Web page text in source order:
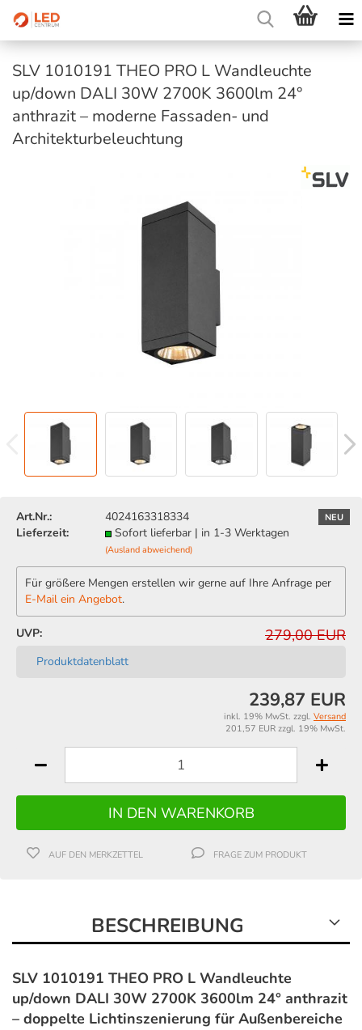
SLV 1010191 THEO PRO L Wandleuchte
up/down DALI 30W 2700K 3600lm 24°
anthrazit – moderne Fassaden- und
Architekturbeleuchtung
NEU
Art.Nr.:
4024163318334
Lieferzeit:
Sofort lieferbar | in 1-3 Werktagen
(Ausland abweichend)
Für größere Mengen erstellen wir gerne auf Ihre Anfrage per
E-Mail ein Angebot.
UVP: 279,00 EUR
Produktdatenblatt
239,87 EUR
inkl. 19% MwSt. zzgl. Versand
201,57 EUR zzgl. 19% MwSt.
AUF DEN MERKZETTEL FRAGE ZUM PRODUKT
BESCHREIBUNG
SLV 1010191 THEO PRO L Wandleuchte
up/down DALI 30W 2700K 3600lm 24° anthrazit
– doppelte Lichtinszenierung für Außenbereiche